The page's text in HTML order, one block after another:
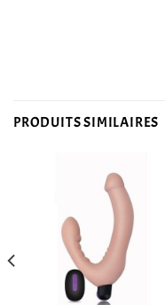
PRODUITS SIMILAIRES